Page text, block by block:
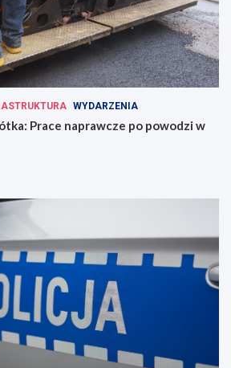
WYDARZENIA
Prace naprawcze po powodzi w